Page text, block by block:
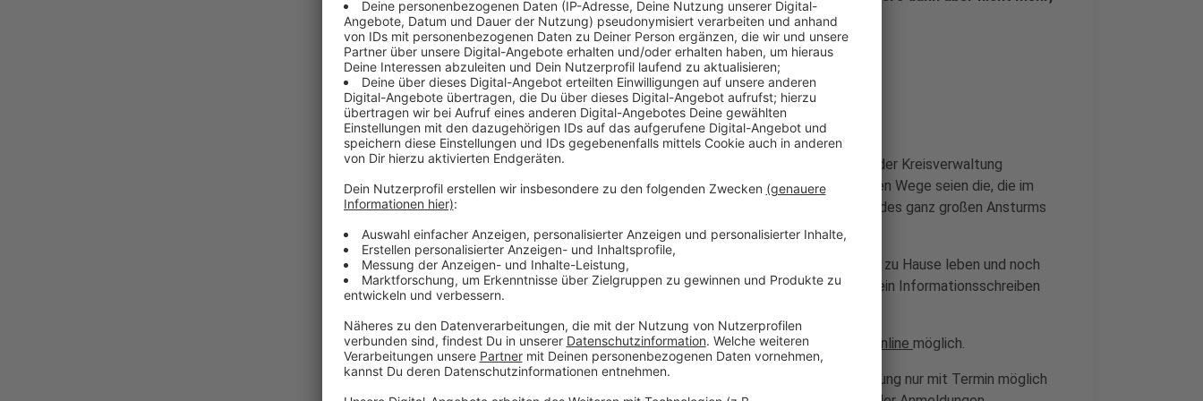
weil die Systeme überlastet seien.
Veröffentlicht:Montag, 25.01.2021 09:10
Anzeige
Der Kreis-Sprecher sagt, es bringe nichts, die Behördenhotline in der Kreisverwaltung
anzurufen, weil dort keine Termin-Vergabe möglich sei. Die einzigen Wege seien die, die im
Brief vom NRW-Gesundheitsministerium genannt wurden. Wegen des ganz großen Ansturms
auf Impftermine, bittet der Sprecher um Geduld.
Zuerst können sich alle impfen lassen, die 80 Jahre und älter sind, zu Hause leben und noch
mobil sind. Die Impfkandidaten haben in der vergangenen Woche ein Informationsschreiben
Die Impfanmeldungen sind telefonisch (0800 / 116 117 01) und online möglich.
Der Kreis Euskirchen weist noch einmal darauf hin, dass eine Impfung nur mit Termin möglich